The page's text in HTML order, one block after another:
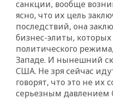
санкции, вообще
ясно, что их цель
последствий, она
бизнес-элиты,
политического
Западе. И нынешний
США. Не зря сейчас
говорят, что это не
серьезным давлением